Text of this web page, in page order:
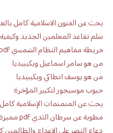
بحث عن الفنون الاسلامية كامل
سلم تقاعد المعلمين الجديد
خريطة مفاهيم النظام الشمسي pdf
من هو سامر اسماعيل ويكيبيديا
من هو يوسف انطاكي ويكيبيديا
حبوب موسيجور لتكبير المؤخرة
بحث عن المنمنمات الإسلامية
مطوية عن سرطان الثدي pdf مميزة جاهزة للطباعة